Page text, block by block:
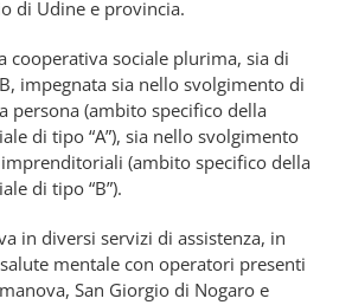
di Udine e provincia.
cooperativa sociale plurima, sia di
impegnata sia nello svolgimento di
persona (ambito specifico della
di tipo “A”), sia nello svolgimento
(ambito specifico della
di tipo “B”).
in diversi servizi di assistenza, in
mentale con operatori presenti
San Giorgio di Nogaro e